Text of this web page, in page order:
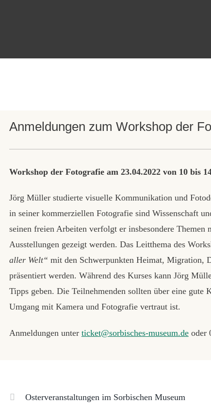
Anmeldungen zum Workshop der
Workshop der Fotografie am 23.04.2022 von 10 bis
Jörg Müller studierte visuelle Kommunikation und
in seiner kommerziellen Fotografie sind Wissenschaft
seinen freien Arbeiten verfolgt er insbesondere
Ausstellungen gezeigt werden. Das Leitthema des
aller Welt“ mit den Schwerpunkten Heimat, Migration,
präsentiert werden. Während des Kurses kann Jörg
Tipps geben. Die Teilnehmenden sollten über eine gute
Umgang mit Kamera und Fotografie vertraut ist.
Anmeldungen unter ticket@sorbisches-museum.deoder
Osterveranstaltungen im Sorbischen Museum